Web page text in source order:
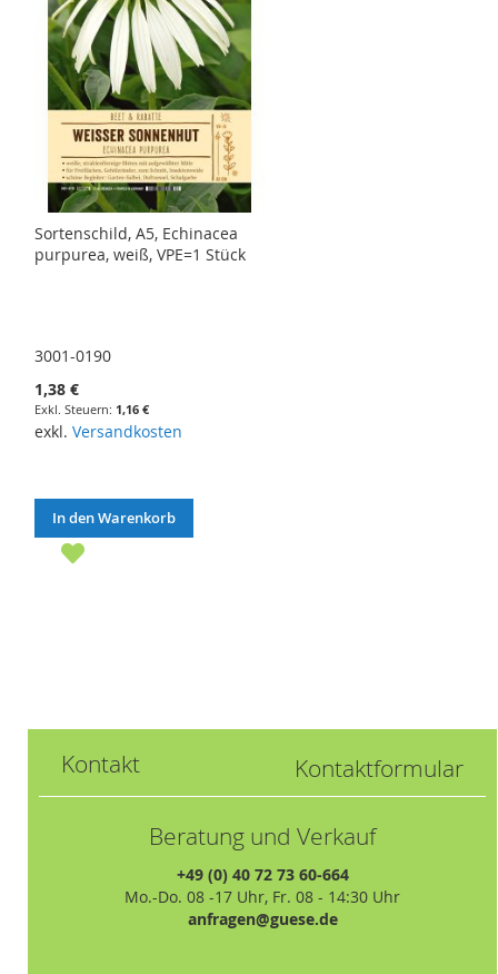
Sortenschild, A5, Echinacea
purpurea, weiß, VPE=1 Stück
3001-0190
1,38 €
1,16 €
exkl. Versandkosten
In den Warenkorb
Kontakt Kontaktformular
Beratung und Verkauf
+49 (0) 40 72 73 60-664
Mo.-Do. 08 -17 Uhr, Fr. 08 - 14:30 Uhr
anfragen@guese.de